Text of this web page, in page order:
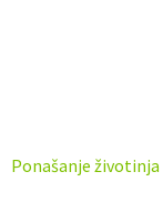
Ponašanje životinja